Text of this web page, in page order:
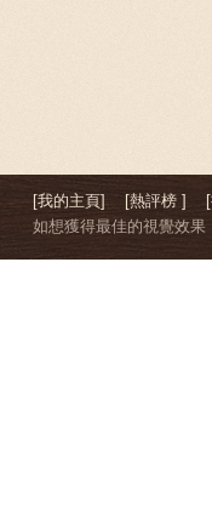
[我的主頁] [熱評榜 ]
如想獲得最佳的視覺效